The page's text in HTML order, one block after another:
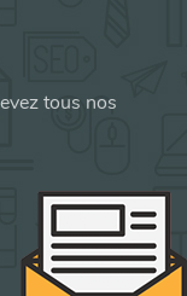
tous nos